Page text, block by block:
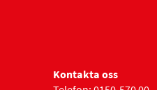
Kontakta oss